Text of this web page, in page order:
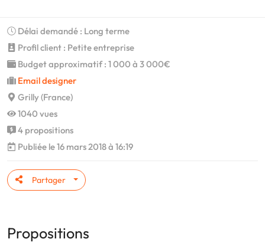
Délai demandé : Long terme
Profil client : Petite entreprise
Budget approximatif : 1 000 à 3 000€
Email designer
Grilly (France)
1040 vues
4 propositions
Publiée le 16 mars 2018 à 16:19
Partager
Propositions